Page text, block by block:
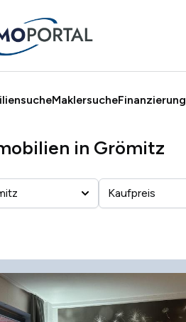
MaklersucheFinanzierung
in Grömitz
Kaufpreis